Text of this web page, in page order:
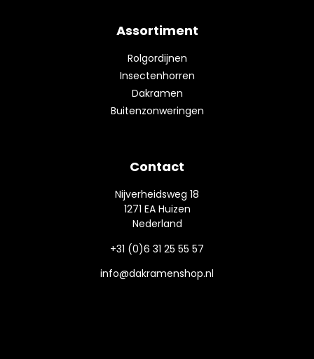
Assortiment
Rolgordijnen
Insectenhorren
Dakramen
Buitenzonweringen
Contact
Nijverheidsweg 18
1271 EA Huizen
Nederland
+31 (0)6 31 25 55 57
info@dakramenshop.nl